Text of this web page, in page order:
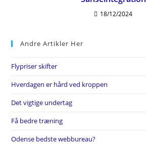
18/12/2024
Andre Artikler Her
Flypriser skifter
Hverdagen er hård ved kroppen
Det vigtige undertag
Få bedre træning
Odense bedste webbureau?